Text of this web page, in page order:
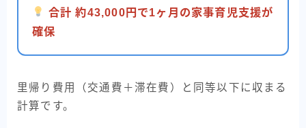
合計 約43,000円で1ヶ月の家事育児支援が
確保
里帰り費用（交通費＋滞在費）と同等以下に収まる
計算です。